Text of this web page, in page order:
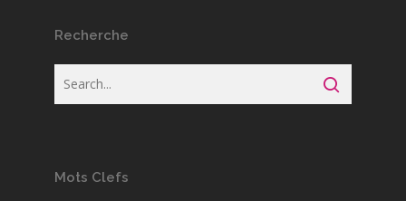
Recherche
Mots Clefs